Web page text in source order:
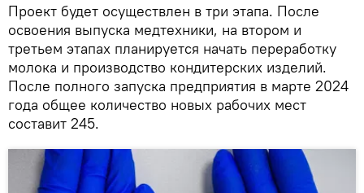
Проект будет осуществлен в три этапа. После
освоения выпуска медтехники, на втором и
третьем этапах планируется начать переработку
молока и производство кондитерских изделий.
После полного запуска предприятия в марте 2024
года общее количество новых рабочих мест
составит 245.